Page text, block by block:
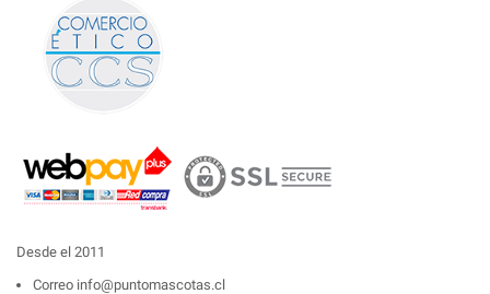
Desde el 2011
Correo info@puntomascotas.cl